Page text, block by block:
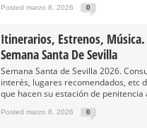
Posted marzo 8, 2026 0
Itinerarios, Estrenos,
Semana Santa De Sevilla
Semana Santa de Sevilla 2026.
interés, lugares recomendados, etc
que hacen su estación de
Posted marzo 8, 2026 0